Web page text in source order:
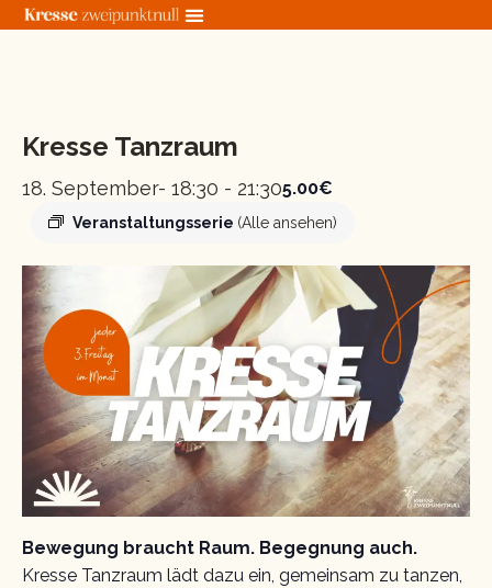
Zum
Kresse Tanzraum
18. September- 18:30 - 21:30
Veranstaltungsserie (Alle ansehen)
5.00€
Bewegung braucht Raum. Begegnung auch.
Kresse Tanzraum lädt dazu ein, gemeinsam zu tanzen,